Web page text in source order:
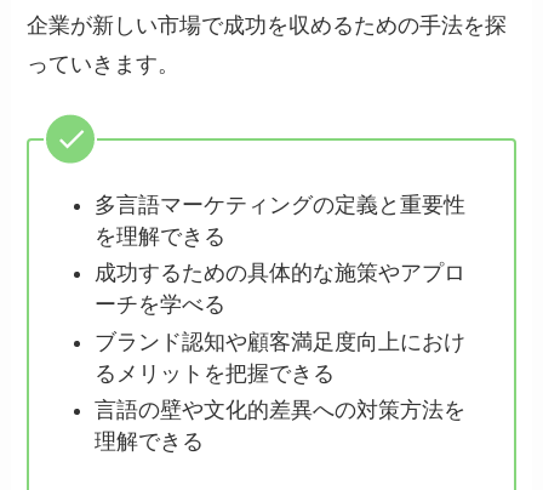
企業が新しい市場で成功を収めるための手法を探
っていきます。
多言語マーケティングの定義と重要性
を理解できる
成功するための具体的な施策やアプロ
ーチを学べる
ブランド認知や顧客満足度向上におけ
るメリットを把握できる
言語の壁や文化的差異への対策方法を
理解できる